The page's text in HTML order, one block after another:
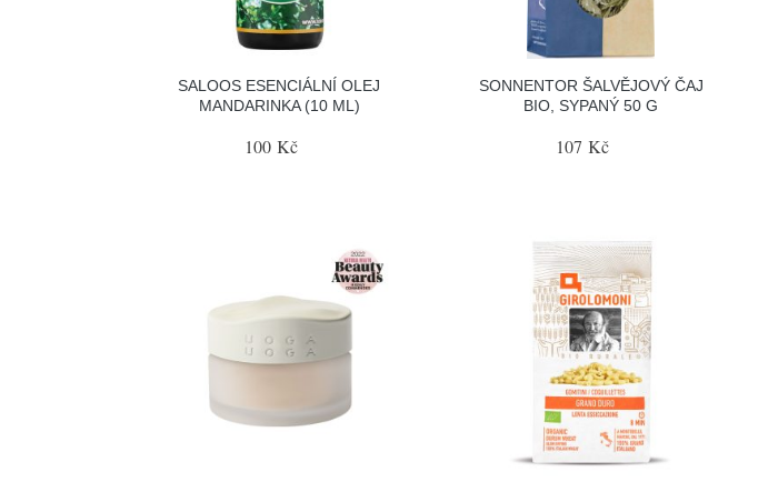
SALOOS ESENCIÁLNÍ OLEJ
MANDARINKA (10 ML)
100 Kč
SONNENTOR ŠALVĚJOVÝ ČAJ
BIO, SYPANÝ 50 G
107 Kč